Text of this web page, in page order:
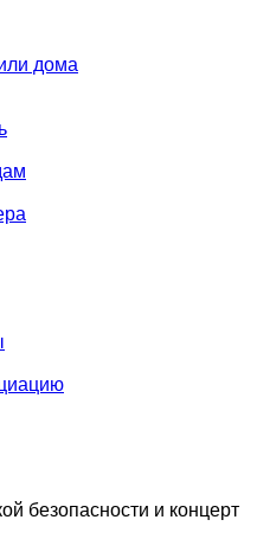
дома
безопасности и концерт